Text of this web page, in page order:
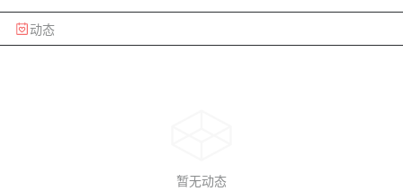
动态
暂无动态